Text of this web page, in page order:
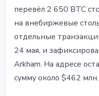
млн в Bitcoin
25 мая 2026 г.4 мин
Наталия Дорофеева
перевёл 2 650 BTC
на внебиржевые
отдельные
24 мая, и
Arkham. На адресе
сумму около $462 млн.